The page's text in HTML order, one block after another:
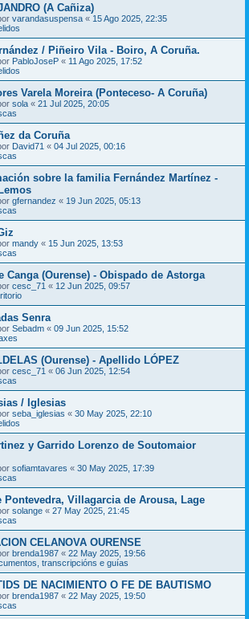
(A Cañiza)
varandasuspensa « 15 Ago 2025, 22:35
/ Piñeiro Vila - Boiro, A Coruña.
PabloJoseP « 11 Ago 2025, 17:52
Varela Moreira (Ponteceso- A Coruña)
sola « 21 Jul 2025, 20:05
da Coruña
David71 « 04 Jul 2025, 00:16
sobre la familia Fernández Martínez -
gfernandez « 19 Jun 2025, 05:13
mandy « 15 Jun 2025, 13:53
Canga (Ourense) - Obispado de Astorga
cesc_71 « 12 Jun 2025, 09:57
Senra
Sebadm « 09 Jun 2025, 15:52
(Ourense) - Apellido LÓPEZ
cesc_71 « 06 Jun 2025, 12:54
/ Iglesias
seba_iglesias « 30 May 2025, 22:10
y Garrido Lorenzo de Soutomaior
sofiamtavares « 30 May 2025, 17:39
Pontevedra, Villagarcia de Arousa, Lage
solange « 27 May 2025, 21:45
CELANOVA OURENSE
brenda1987 « 22 May 2025, 19:56
transcripcións e guías
DE NACIMIENTO O FE DE BAUTISMO
brenda1987 « 22 May 2025, 19:50